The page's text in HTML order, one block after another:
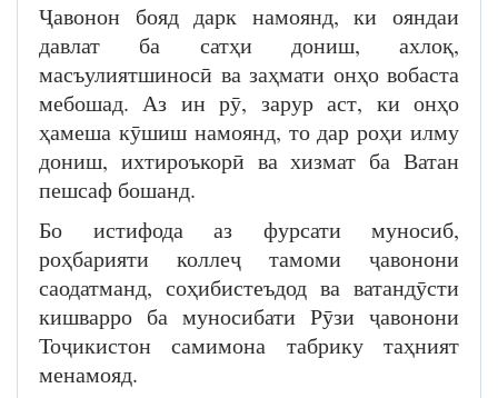
Ҷавонон бояд дарк намоянд, ки ояндаи
давлат ба сатҳи дониш, ахлоқ,
масъулиятшиносӣ ва заҳмати онҳо вобаста
мебошад. Аз ин рӯ, зарур аст, ки онҳо
ҳамеша кӯшиш намоянд, то дар роҳи илму
дониш, ихтироъкорӣ ва хизмат ба Ватан
пешсаф бошанд.
Бо истифода аз фурсати муносиб,
роҳбарияти коллеҷ тамоми ҷавонони
саодатманд, соҳибистеъдод ва ватандӯсти
кишварро ба муносибати Рӯзи ҷавонони
Тоҷикистон самимона табрику таҳният
менамояд.